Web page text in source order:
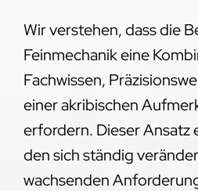
Wir verstehen, dass die
Feinmechanik eine
Fachwissen,
einer akribischen
erfordern. Dieser Ansatz
den sich ständig
wachsenden